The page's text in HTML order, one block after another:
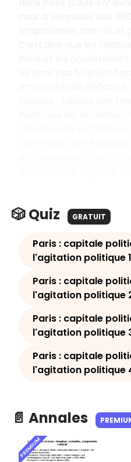
🎲 Quiz GRATUIT
Paris : capitale
l'agitation politique 1
Paris : capitale
l'agitation politique
Paris : capitale
l'agitation politique
Paris : capitale
l'agitation politique
📄 Annales
PREMIUM